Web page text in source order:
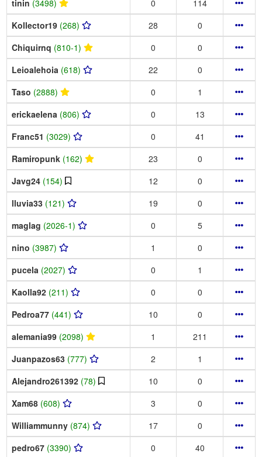
tinin (3498) 0
114
Kollector19 (268) 28
0
Chiquirnq (810-1) 0
0
Leioalehoia (618) 22
0
Taso (2888) 0
1
erickaelena (806) 0
13
Franc51 (3029) 0
41
Ramiropunk (162) 23
0
Javg24 (154) 12
0
lluvia33 (121) 19
0
maglag (2026-1) 0
5
nino (3987) 1
0
pucela (2027) 0
1
Kaolla92 (211) 0
0
Pedroa77 (441) 10
0
alemania99 (2098) 1
211
Juanpazos63 (777) 2
1
Alejandro261392 (78) 10
0
Xam68 (608) 3
0
Williammunny (874) 17
0
pedro67 (3390) 0
40